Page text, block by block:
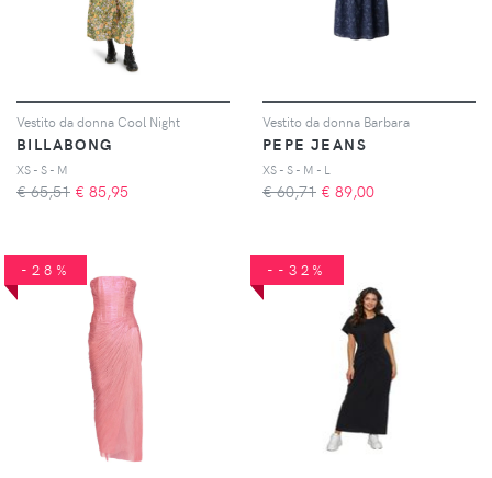
Vestito da donna Cool Night
BILLABONG
XS - S - M
€ 65,51 € 85,95
Vestito da donna Barbara
PEPE JEANS
XS - S - M - L
€ 60,71 € 89,00
-28% --32%